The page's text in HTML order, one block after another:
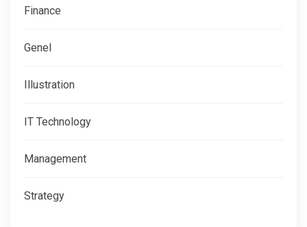
Finance
Genel
Illustration
IT Technology
Management
Strategy